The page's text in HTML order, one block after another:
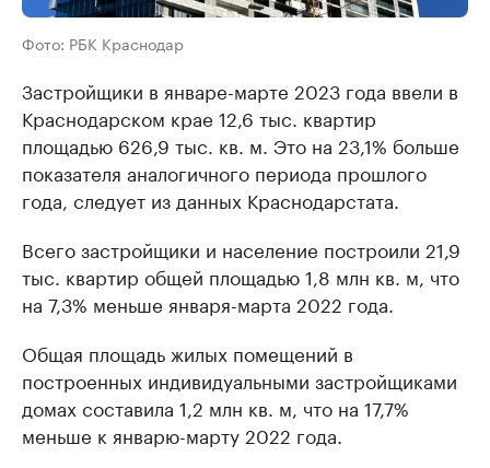
Фото: РБК Краснодар
Застройщики в январе-марте 2023 года ввели в
Краснодарском крае 12,6 тыс. квартир
площадью 626,9 тыс. кв. м. Это на 23,1% больше
показателя аналогичного периода прошлого
года, следует из данных Краснодарстата.
Всего застройщики и население построили 21,9
тыс. квартир общей площадью 1,8 млн кв. м, что
на 7,3% меньше января-марта 2022 года.
Общая площадь жилых помещений в
построенных индивидуальными застройщиками
домах составила 1,2 млн кв. м, что на 17,7%
меньше к январю-марту 2022 года.